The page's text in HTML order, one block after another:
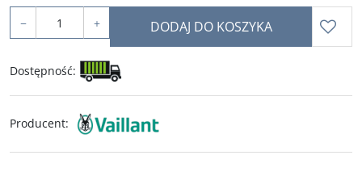
− + DODAJ DO KOSZYKA
Dostępność:
Producent: